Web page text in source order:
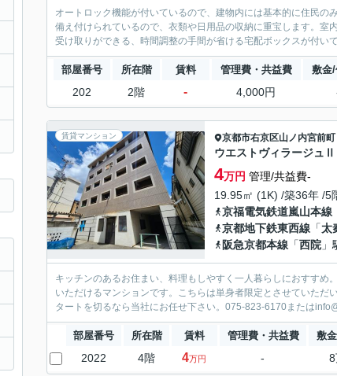
オートロック機能が付いているので、建物内には基本的に住民
備え付けられているので、衣類や日用品の収納に重宝します。
受け取りができる、時間調整の手間が省ける宅配ボックスが付
部屋番号 所在階 賃料 管理費・共益費 敷金
202 2階 - 4,000円
賃貸マンション 京都市右京区山ノ内宮前町
ウエストヴィラージュⅡ
4万円 管理/共益費-
19.95㎡ (1K) /築36年 /5
京福電気鉄道嵐山本線
京都地下鉄東西線 「太
阪急京都本線 「西院
キッチンのあるお住まい、料理もしやすく一人暮らしにおすす
いただけるマンションです。こちらは単身者限定とさせていた
タートを切るなら当社にお任せ下さい。075-823-6170または
部屋番号 所在階 賃料 管理費・共益費 敷
2022 4階 4万円 - 8